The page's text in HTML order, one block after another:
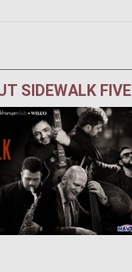
SIDEWALK FIVE